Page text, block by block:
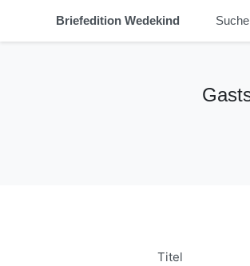
Briefedition Wedekind Suche
Titel